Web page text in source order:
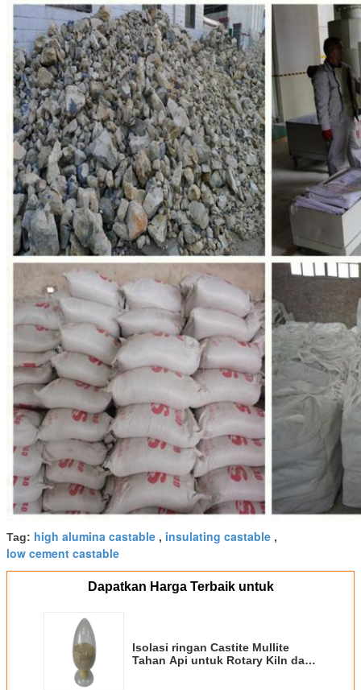
Tag: high alumina castable , insulating castable ,
low cement castable
Dapatkan Harga Terbaik untuk
Isolasi ringan Castite Mullite
Tahan Api untuk Rotary Kiln dan